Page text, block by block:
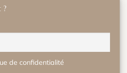
?
de confidentialité